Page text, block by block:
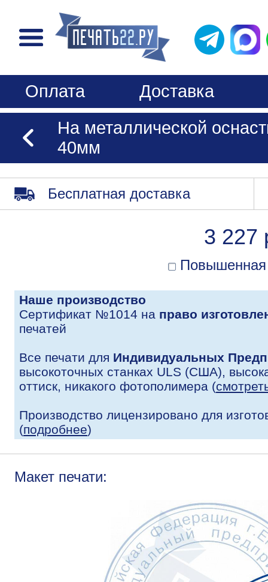
Оплата
Доставка
На металлической
40мм
Бесплатная доставка
3 227
Повышенная
Наше производство
Сертификат №1014 на право
печатей
Все печати для Индивидуальных
высокоточных станках ULS (США),
оттиск, никакого фотополимера (
Производство лицензировано для
(подробнее)
Макет печати: